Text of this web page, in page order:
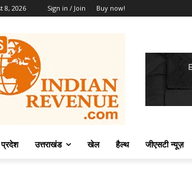
8, 2026 Sign in / Join Buy now!
प्रदेश उत्तराखंड खेल हैल्थ जीएसटी न्यूज़